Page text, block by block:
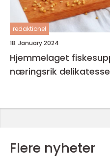
redaktionel
18. January 2024
Hjemmelaget
næringsrik delikatesse
Flere nyheter